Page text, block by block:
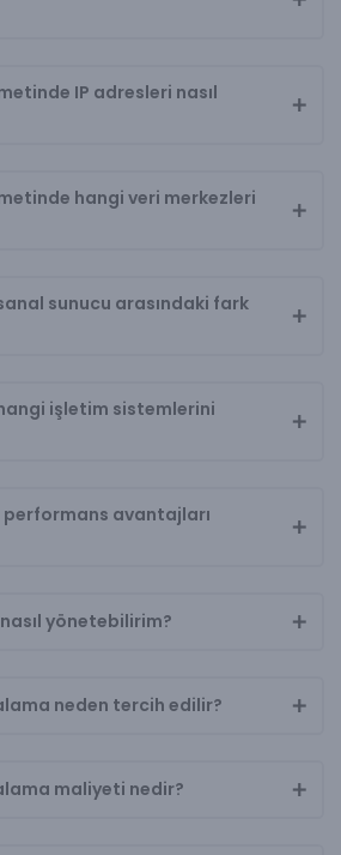
IP adresleri nasıl
hangi veri merkezleri
sunucu arasındaki fark
işletim sistemlerini
performans avantajları
yönetebilirim?
neden tercih edilir?
maliyeti nedir?